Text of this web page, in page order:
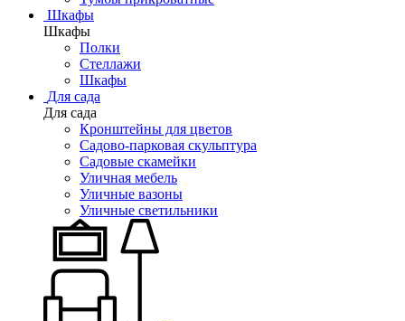
Шкафы
Шкафы
Полки
Стеллажи
Шкафы
Для сада
Для сада
Кронштейны для цветов
Садово-парковая скульптура
Садовые скамейки
Уличная мебель
Уличные вазоны
Уличные светильники